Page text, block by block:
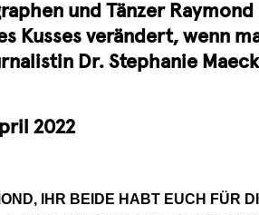
und Tänzer
Kusses verändert, wenn
Dr. Stephanie
2022
IHR BEIDE HABT EUCH FÜR